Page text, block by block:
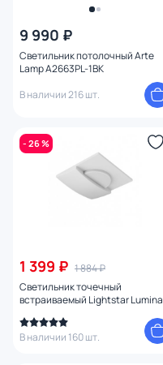
9 990 ₽
Светильник потолочный Arte
Lamp A2663PL-1BK
В наличии 216 шт.
- 26 %
1 399 ₽ 1 884 ₽
Светильник точечный
встраиваемый Lightstar Lumina
В наличии 160 шт.